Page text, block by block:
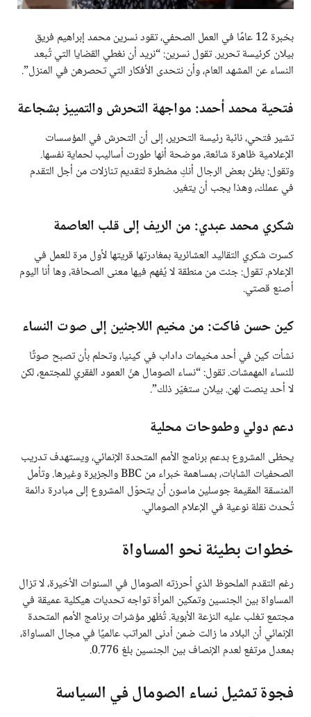
بخبرة 12 عامًا في العمل الصحفي، تقود نسرين محمد إبراهيم فريق
بيلان كرئيسة تحرير. تقول نسرين: “نريد أن نغطي القضايا التي تُبعد
النساء عن المشهد العام، وأن نتحدى الأفكار التي تحصرهن في المنزل”.
فتحية محمد أحمد: مواجهة التحرش والتمييز بشجاعة
تشير فتحي، نائبة رئيسة التحرير، إلى أن التحرش في المؤسسات
الإعلامية ظاهرة شائعة، موضحة أنها طورت أساليب لحماية نفسها.
وتقول: يظن بعض الرجال أنكِ مضطرة لتقديم تنازلات من أجل التقدم
في عملك، وهذا يجب أن يتغير.
شكري محمد عبدي: من الريف إلى قلب العاصمة
كسرت شكري التقاليد العشائرية بمغادرتها قريتها لأول مرة للعمل في
الإعلام. تقول: جئت من منطقة لا يُفهم فيها معنى الصحافة، وها أنا اليوم
أصنع قصتي.
كين حسن فاكت: من مخيم اللاجئين إلى صوت النساء
نشأت كين في أحد مخيمات داداب في كينيا، وتحلم بأن تصبح صوتًا
للنساء المهمشات. تقول: “نساء الصومال هنّ العمود الفقري للمجتمع، لكن
لا أحد ينصت لهن. بيلان ستغيّر ذلك”.
دعم دولي وطموحات محلية
يحظى المشروع بدعم برنامج الأمم المتحدة الإنمائي، ويستهدف تدريب
الصحفيات الشابات، بمساهمة خبراء من BBC والجزيرة وغيرها. وتأمل
المنسقة المقيمة جوسلين ماسون أن يتحوّل المشروع إلى مبادرة دائمة
تُحدث نقلة نوعية في الإعلام الصومالي.
خطوات بطيئة نحو المساواة
رغم التقدم الملحوظ الذي أحرزته الصومال في السنوات الأخيرة، لا تزال
المساواة بين الجنسين وتمكين المرأة تواجه تحديات هيكلية عميقة في
مجتمع تغلب عليه النزعة الأبوية. تُظهر مؤشرات برنامج الأمم المتحدة
الإنمائي أن البلاد ما زالت ضمن أدنى المراتب عالميًا في مجال المساواة،
بمعدل مرتفع لعدم الإنصاف بين الجنسين بلغ 0.776.
فجوة تمثيل نساء الصومال في السياسة